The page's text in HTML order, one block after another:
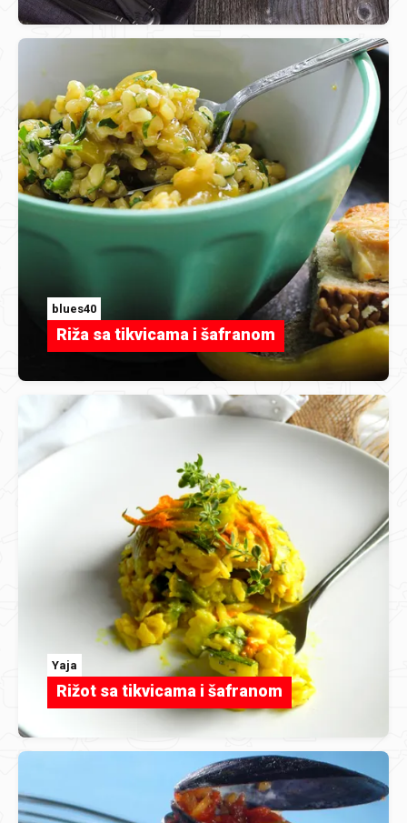
blues40
Riža sa tikvicama i šafranom
Yaja
Rižot sa tikvicama i šafranom